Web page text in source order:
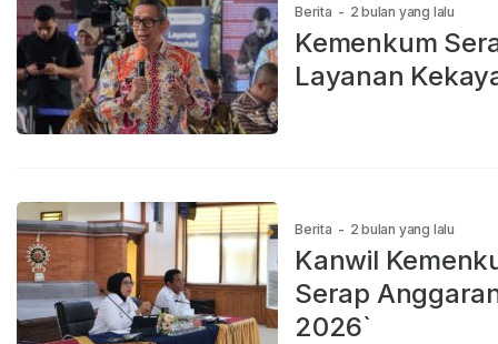
Berita - 2 bulan yang lalu
Kemenkum
Layanan
Berita - 2 bulan yang lalu
Kanwil
Serap
2026`